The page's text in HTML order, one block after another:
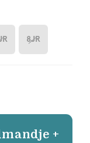
8JR
+